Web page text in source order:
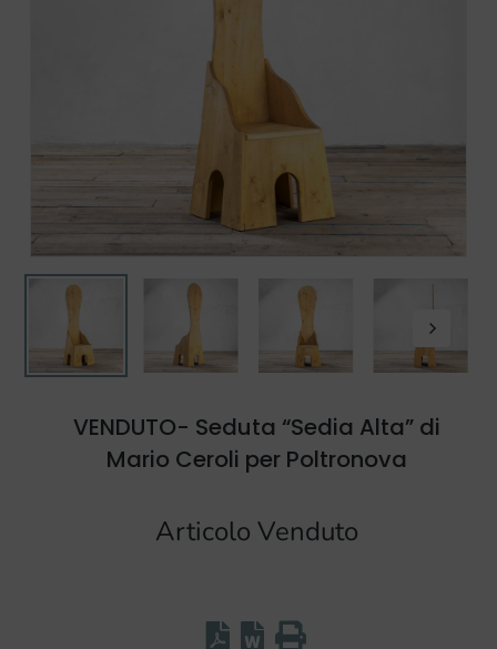
VENDUTO- Seduta “Sedia Alta” di
Mario Ceroli per Poltronova
Articolo Venduto